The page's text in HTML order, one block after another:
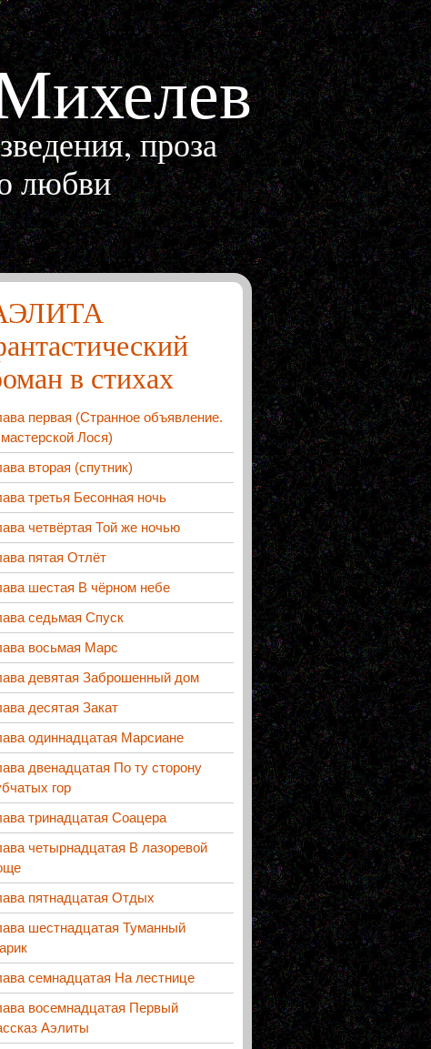
проза
любви
в стихах
первая (Странное объявление.
Лося)
вторая (спутник)
третья Бесонная ночь
четвёртая Той же ночью
пятая Отлёт
шестая В чёрном небе
седьмая Спуск
восьмая Марс
девятая Заброшенный дом
десятая Закат
одиннадцатая Марсиане
двенадцатая По ту сторону
гор
тринадцатая Соацера
четырнадцатая В лазоревой
пятнадцатая Отдых
шестнадцатая Туманный
семнадцатая На лестнице
восемнадцатая Первый
Аэлиты